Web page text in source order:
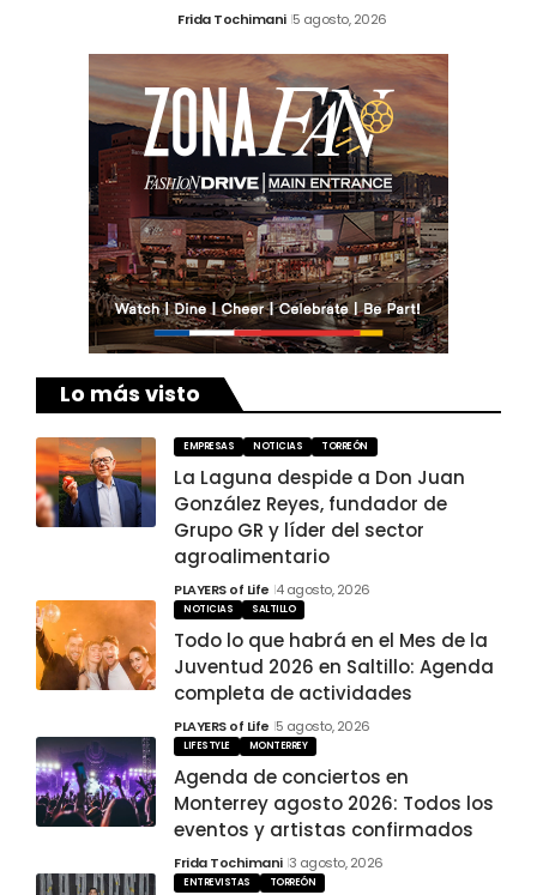
Frida Tochimani 5 agosto, 2026
Lo más visto
EMPRESAS NOTICIAS TORREÓN
La Laguna despide a Don Juan
González Reyes, fundador de
Grupo GR y líder del sector
agroalimentario
PLAYERS of Life 4 agosto, 2026
NOTICIAS SALTILLO
Todo lo que habrá en el Mes de la
Juventud 2026 en Saltillo: Agenda
completa de actividades
PLAYERS of Life 5 agosto, 2026
LIFESTYLE MONTERREY
Agenda de conciertos en
Monterrey agosto 2026: Todos los
eventos y artistas confirmados
Frida Tochimani 3 agosto, 2026
ENTREVISTAS TORREÓN